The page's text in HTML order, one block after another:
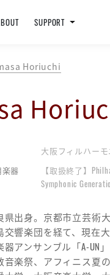
SUPPORT
Horiuchi
大阪フィルハー
器
【取扱終了】
Symphonic
県出身。京都市立芸術
交響楽団を経て、現在
器アンサンブル「A-UN」
音楽祭、アフィニス夏